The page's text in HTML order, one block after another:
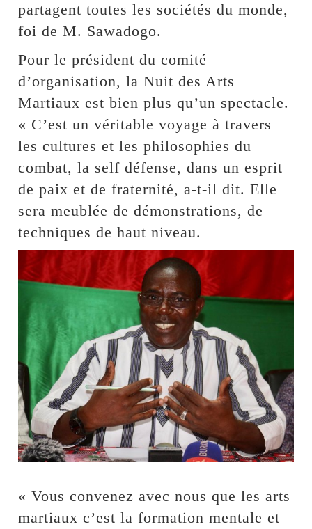
partagent toutes les sociétés du monde,
foi de M. Sawadogo.
Pour le président du comité
d’organisation, la Nuit des Arts
Martiaux est bien plus qu’un spectacle.
« C’est un véritable voyage à travers
les cultures et les philosophies du
combat, la self défense, dans un esprit
de paix et de fraternité, a-t-il dit. Elle
sera meublée de démonstrations, de
techniques de haut niveau.
« Vous convenez avec nous que les arts
martiaux c’est la formation mentale et